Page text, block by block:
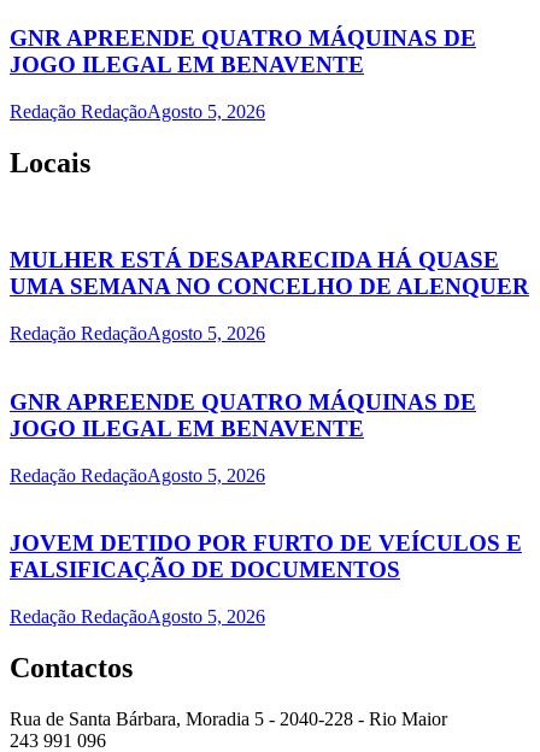
GNR APREENDE QUATRO MÁQUINAS DE
JOGO ILEGAL EM BENAVENTE
Redação RedaçãoAgosto 5, 2026
Locais
MULHER ESTÁ DESAPARECIDA HÁ QUASE
UMA SEMANA NO CONCELHO DE ALENQUER
Redação RedaçãoAgosto 5, 2026
GNR APREENDE QUATRO MÁQUINAS DE
JOGO ILEGAL EM BENAVENTE
Redação RedaçãoAgosto 5, 2026
JOVEM DETIDO POR FURTO DE VEÍCULOS E
FALSIFICAÇÃO DE DOCUMENTOS
Redação RedaçãoAgosto 5, 2026
Contactos
Rua de Santa Bárbara, Moradia 5 - 2040-228 - Rio Maior
243 991 096